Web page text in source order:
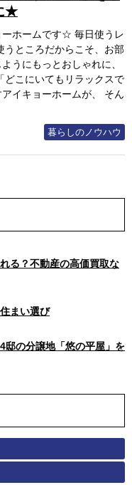
★
ーホームです☆ 毎日使うレ
うところだからこそ、お部
うにもっとおしゃれに、
どこにいてもリラックスで
イキョーホームが、 そん
暮らしのノウハウ
る？不動産の高価買取な
まい選び
邸の分譲地「悠の平屋」を